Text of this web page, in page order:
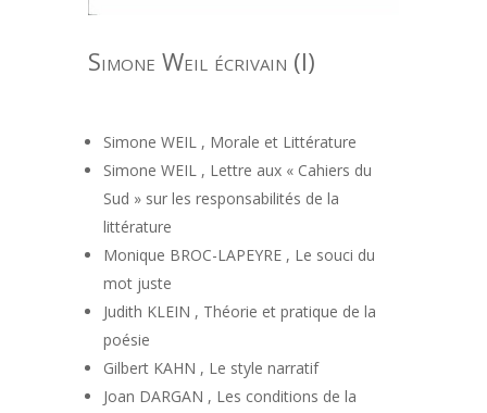
Simone Weil écrivain (I)
Simone WEIL , Morale et Littérature
Simone WEIL , Lettre aux « Cahiers du
Sud » sur les responsabilités de la
littérature
Monique BROC-LAPEYRE , Le souci du
mot juste
Judith KLEIN , Théorie et pratique de la
poésie
Gilbert KAHN , Le style narratif
Joan DARGAN , Les conditions de la